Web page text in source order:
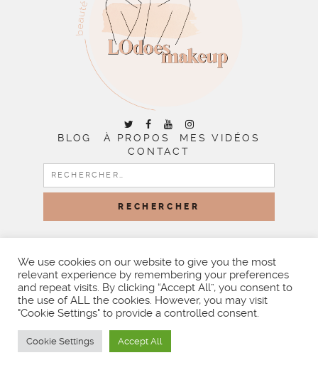
BLOG À PROPOS
MES VIDÉOS
CONTACT
RECHERCHER :
BY LITTLE THEME SHOP
We use cookies on our website to give you the most
relevant experience by remembering your preferences
and repeat visits. By clicking “Accept All”, you consent to
the use of ALL the cookies. However, you may visit
"Cookie Settings" to provide a controlled consent.
Cookie Settings Accept All